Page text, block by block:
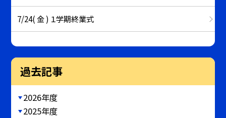
7/24( 金 ) １学期終業式
過去記事
2026年度
2025年度